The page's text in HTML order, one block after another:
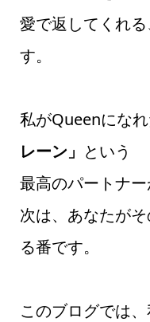
愛で返してくれ
す。
私がQueenにな
レーン」 という
最高のパートナー
次は、あなたが
る番です。
このブログでは